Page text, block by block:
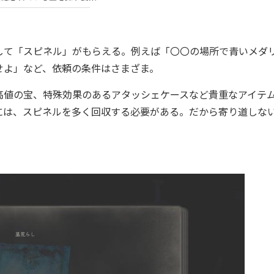
スピネル」がもらえる。例えば「〇〇の場所で青いメダ
」など、依頼の条件はさまざま。
宝、特殊効果のあるアタッシェケースなど貴重なアイテ
、スピネルを多く回収する必要がある。だから寄り道しな